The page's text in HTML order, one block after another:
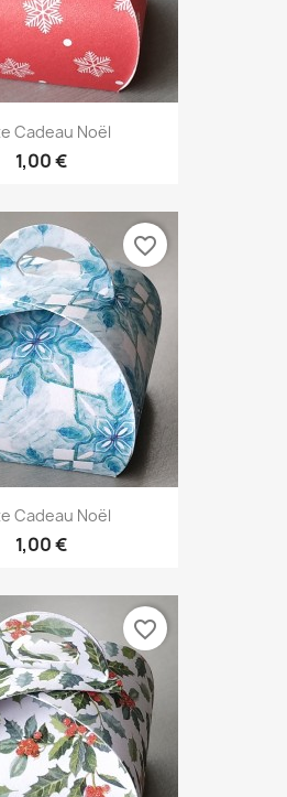
Cadeau Noël
1,00 €
Cadeau Noël
1,00 €
favorite_border
favorite_border